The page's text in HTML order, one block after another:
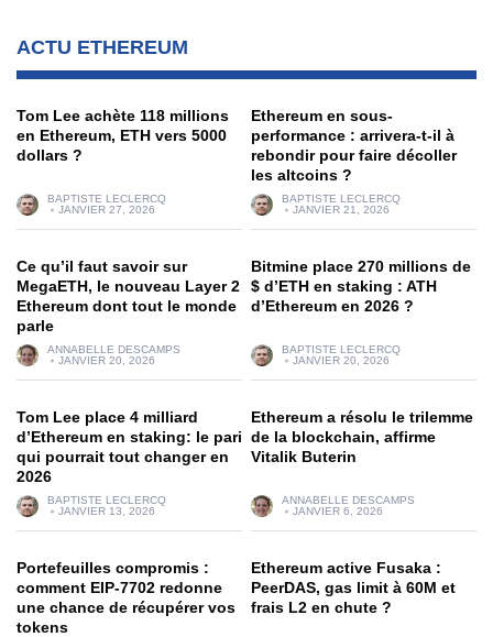
ACTU ETHEREUM
Tom Lee achète 118 millions
en Ethereum, ETH vers 5000
dollars ?
BAPTISTE LECLERCQ
JANVIER 27, 2026
Ethereum en sous-
performance : arrivera-t-il à
rebondir pour faire décoller
les altcoins ?
BAPTISTE LECLERCQ
JANVIER 21, 2026
Ce qu’il faut savoir sur
MegaETH, le nouveau Layer 2
Ethereum dont tout le monde
parle
ANNABELLE DESCAMPS
JANVIER 20, 2026
Bitmine place 270 millions de
$ d’ETH en staking : ATH
d’Ethereum en 2026 ?
BAPTISTE LECLERCQ
JANVIER 20, 2026
Tom Lee place 4 milliard
d’Ethereum en staking: le pari
qui pourrait tout changer en
2026
BAPTISTE LECLERCQ
JANVIER 13, 2026
Ethereum a résolu le trilemme
de la blockchain, affirme
Vitalik Buterin
ANNABELLE DESCAMPS
JANVIER 6, 2026
Portefeuilles compromis :
comment EIP-7702 redonne
une chance de récupérer vos
tokens
Ethereum active Fusaka :
PeerDAS, gas limit à 60M et
frais L2 en chute ?